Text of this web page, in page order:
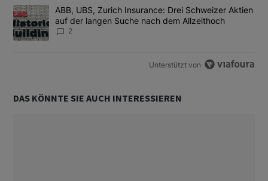
Ein Trendartikel mit dem Titel "ABB, UBS, Zurich Insurance:
ABB, UBS, Zurich Insurance: Drei Schweizer Aktien
auf der langen Suche nach dem Allzeithoch
2
Unterstützt von
DAS KÖNNTE SIE AUCH INTERESSIEREN